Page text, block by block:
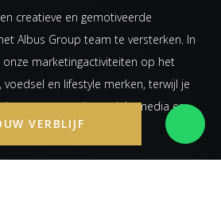
VERBLIJF
creatieve en gemotiveerde
Albus Group team te versterken. In
marketingactiviteiten op het
voedsel en lifestyle merken, terwijl je
in contentcreatie, sociale media en